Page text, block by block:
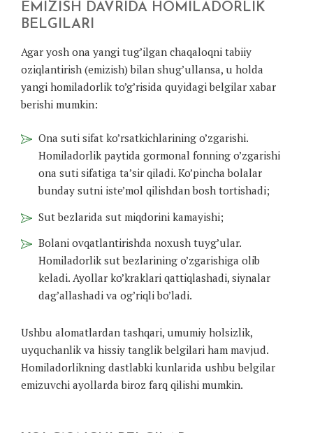
EMIZISH DAVRIDA HOMILADORLIK
BELGILARI
Agar yosh ona yangi tug’ilgan chaqaloqni tabiiy
oziqlantirish (emizish) bilan shug’ullansa, u holda
yangi homiladorlik to’g’risida quyidagi belgilar xabar
berishi mumkin:
Ona suti sifat ko’rsatkichlarining o’zgarishi.
Homiladorlik paytida gormonal fonning o’zgarishi
ona suti sifatiga ta’sir qiladi. Ko’pincha bolalar
bunday sutni iste’mol qilishdan bosh tortishadi;
Sut bezlarida sut miqdorini kamayishi;
Bolani ovqatlantirishda noxush tuyg’ular.
Homiladorlik sut bezlarining o’zgarishiga olib
keladi. Ayollar ko’kraklari qattiqlashadi, siynalar
dag’allashadi va og’riqli bo’ladi.
Ushbu alomatlardan tashqari, umumiy holsizlik,
uyquchanlik va hissiy tanglik belgilari ham mavjud.
Homiladorlikning dastlabki kunlarida ushbu belgilar
emizuvchi ayollarda biroz farq qilishi mumkin.